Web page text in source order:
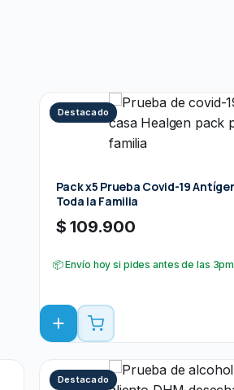
Pack x5 Prueba Covid-19
Toda la Familia
$ 109.900
📦 Envío hoy si pides antes de las 3pm
Destacado
Destacado